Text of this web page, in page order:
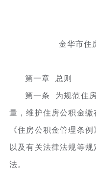
金华市住
第一章 总则
第一条 为规范住
量，维护住房公积金
《住房公积金管理条
以及有关法律法规等
法。